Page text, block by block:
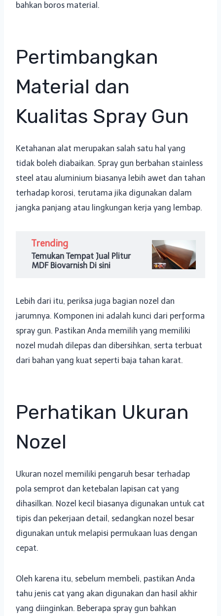
bahkan boros material.
Pertimbangkan
Material dan
Kualitas Spray Gun
Ketahanan alat merupakan salah satu hal yang
tidak boleh diabaikan. Spray gun berbahan stainless
steel atau aluminium biasanya lebih awet dan tahan
terhadap korosi, terutama jika digunakan dalam
jangka panjang atau lingkungan kerja yang lembap.
Trending
Temukan Tempat Jual Plitur
MDF Biovarnish Di sini
Lebih dari itu, periksa juga bagian nozel dan
jarumnya. Komponen ini adalah kunci dari performa
spray gun. Pastikan Anda memilih yang memiliki
nozel mudah dilepas dan dibersihkan, serta terbuat
dari bahan yang kuat seperti baja tahan karat.
Perhatikan Ukuran
Nozel
Ukuran nozel memiliki pengaruh besar terhadap
pola semprot dan ketebalan lapisan cat yang
dihasilkan. Nozel kecil biasanya digunakan untuk cat
tipis dan pekerjaan detail, sedangkan nozel besar
digunakan untuk melapisi permukaan luas dengan
cepat.
Oleh karena itu, sebelum membeli, pastikan Anda
tahu jenis cat yang akan digunakan dan hasil akhir
yang diinginkan. Beberapa spray gun bahkan